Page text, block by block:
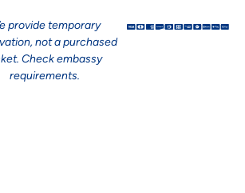
provide temporary
not a purchased
Check embassy
requirements.